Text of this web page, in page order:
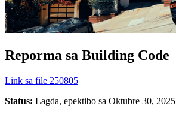
Reporma sa Building Code
Link sa file 250805
Status: Lagda, epektibo sa Oktubre 30, 2025